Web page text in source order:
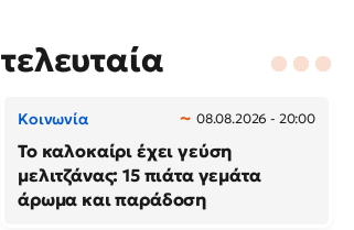
τελευταία
Κοινωνία 08.08.2026 - 20:00
Το καλοκαίρι έχει γεύση
μελιτζάνας: 15 πιάτα γεμάτα
άρωμα και παράδοση